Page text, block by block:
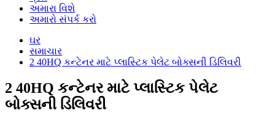
અમારા વિશે
અમારો સંપર્ક કરો
ઘર
સમાચાર
2 40HQ કન્ટેનર માટે પ્લાસ્ટિક પેલેટ બોક્સની ડિલિવરી
2 40HQ કન્ટેનર માટે પ્લાસ્ટિક પેલેટ
બોક્સની ડિલિવરી